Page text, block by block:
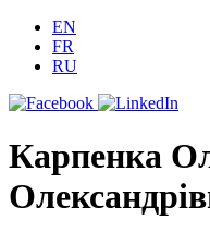
EN
FR
RU
Карпенка